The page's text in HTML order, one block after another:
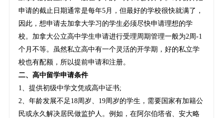
申请的截止日期通常是每年5月，但最好的学校很快就满了，
因此，想申请去加拿大学习的学生必须尽快申请理想的学
校。加拿大公立高中学生申请进行受理周期管理一般为2周-1
个月不等。虽然私立高中有一个灵活的开学期，好的私立学
校也有配额，所以提前申请和注册。
二、高中留学申请条件
1、提供初级中学文凭或高中证书;
2、年龄发展不足18周岁、19周岁的学生，需要国家有加籍公
民或永久解决居民做监护人。例如，在阿尔伯塔省、安大略